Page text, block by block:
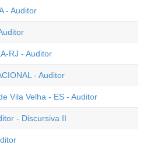
- Auditor
RJ - Auditor
- Auditor
Vila Velha - ES - Auditor
- Discursiva II